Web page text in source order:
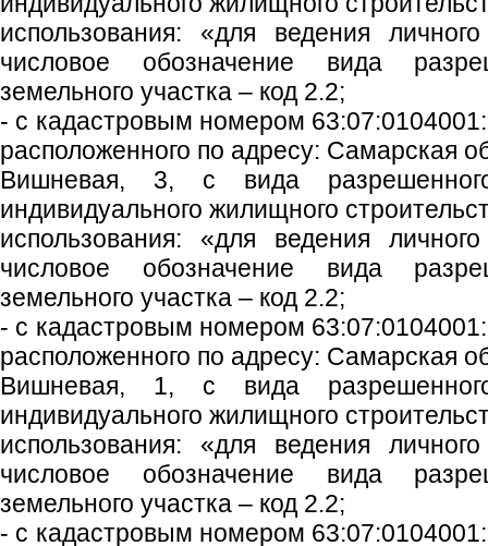
использования: «для ведения
числовое обозначение вида
земельного участка – код 2.2;
- с кадастровым номером
расположенного по адресу: Самарская
Вишневая, 3, с вида
индивидуального жилищного
использования: «для ведения
числовое обозначение вида
земельного участка – код 2.2;
- с кадастровым номером
расположенного по адресу: Самарская
Вишневая, 1, с вида
индивидуального жилищного
использования: «для ведения
числовое обозначение вида
земельного участка – код 2.2;
- с кадастровым номером